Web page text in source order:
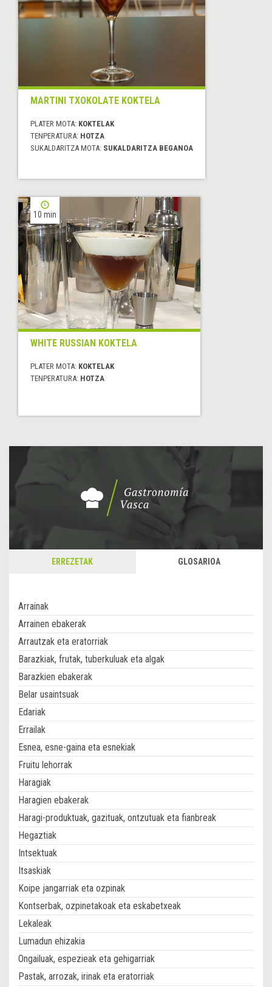
MARTINI TXOKOLATE KOKTELA
PLATER MOTA: KOKTELAK
TENPERATURA: HOTZA
SUKALDARITZA MOTA: SUKALDARITZA BEGANOA
10 min
WHITE RUSSIAN KOKTELA
PLATER MOTA: KOKTELAK
TENPERATURA: HOTZA
ERREZETAK GLOSARIOA
Arrainak
Arrainen ebakerak
Arrautzak eta eratorriak
Barazkiak, frutak, tuberkuluak eta algak
Barazkien ebakerak
Belar usaintsuak
Edariak
Errailak
Esnea, esne-gaina eta esnekiak
Fruitu lehorrak
Haragiak
Haragien ebakerak
Haragi-produktuak, gazituak, ontzutuak eta fianbreak
Hegaztiak
Intsektuak
Itsaskiak
Koipe jangarriak eta ozpinak
Kontserbak, ozpinetakoak eta eskabetxeak
Lekaleak
Lumadun ehizakia
Ongailuak, espezieak eta gehigarriak
Pastak, arrozak, irinak eta eratorriak